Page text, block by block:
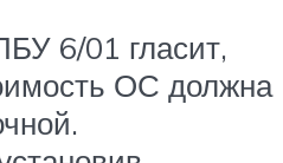
6/01 гласит,
ОС должна